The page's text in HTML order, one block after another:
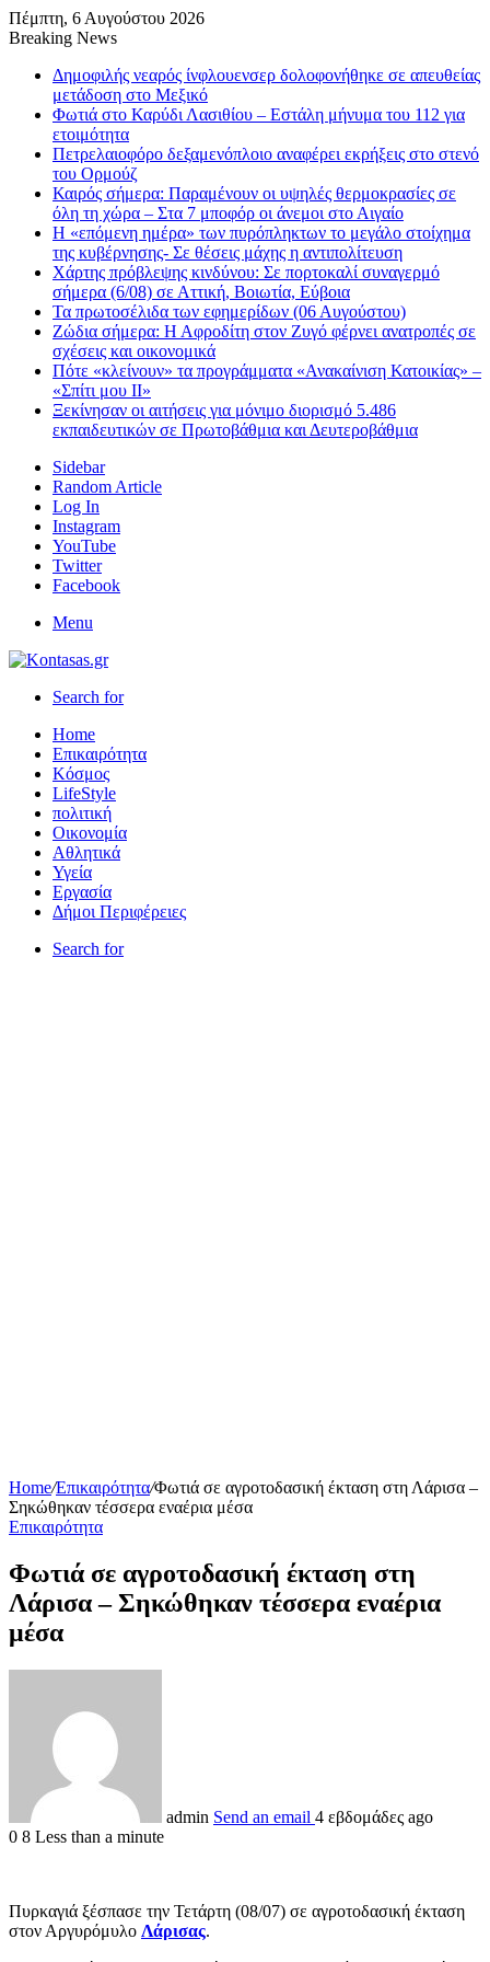
Πέμπτη, 6 Αυγούστου 2026
Breaking News
Δημοφιλής νεαρός ίνφλουενσερ δολοφονήθηκε σε απευθείας
μετάδοση στο Μεξικό
Φωτιά στο Καρύδι Λασιθίου – Εστάλη μήνυμα του 112 για
ετοιμότητα
Πετρελαιοφόρο δεξαμενόπλοιο αναφέρει εκρήξεις στο στενό
του Ορμούζ
Καιρός σήμερα: Παραμένουν οι υψηλές θερμοκρασίες σε
όλη τη χώρα – Στα 7 μποφόρ οι άνεμοι στο Αιγαίο
Η «επόμενη ημέρα» των πυρόπληκτων το μεγάλο στοίχημα
της κυβέρνησης- Σε θέσεις μάχης η αντιπολίτευση
Χάρτης πρόβλεψης κινδύνου: Σε πορτοκαλί συναγερμό
σήμερα (6/08) σε Αττική, Βοιωτία, Εύβοια
Τα πρωτοσέλιδα των εφημερίδων (06 Αυγούστου)
Ζώδια σήμερα: Η Αφροδίτη στον Ζυγό φέρνει ανατροπές σε
σχέσεις και οικονομικά
Πότε «κλείνουν» τα προγράμματα «Ανακαίνιση Κατοικίας» –
«Σπίτι μου ΙΙ»
Ξεκίνησαν οι αιτήσεις για μόνιμο διορισμό 5.486
εκπαιδευτικών σε Πρωτοβάθμια και Δευτεροβάθμια
Sidebar
Random Article
Log In
Instagram
YouTube
Twitter
Facebook
Menu
Search for
Home
Επικαιρότητα
Κόσμος
LifeStyle
πολιτική
Οικονομία
Αθλητικά
Υγεία
Εργασία
Δήμοι Περιφέρειες
Search for
Home/Επικαιρότητα/Φωτιά σε αγροτοδασική έκταση στη Λάρισα –
Σηκώθηκαν τέσσερα εναέρια μέσα
Επικαιρότητα
Φωτιά σε αγροτοδασική έκταση στη
Λάρισα – Σηκώθηκαν τέσσερα εναέρια
μέσα
admin Send an email 4 εβδομάδες ago
0 8 Less than a minute
Πυρκαγιά ξέσπασε την Τετάρτη (08/07) σε αγροτοδασική έκταση
στον Αργυρόμυλο Λάρισας.